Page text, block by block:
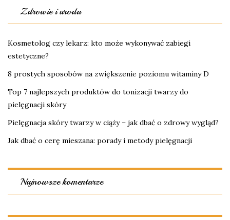
Zdrowie i uroda
Kosmetolog czy lekarz: kto może wykonywać zabiegi
estetyczne?
8 prostych sposobów na zwiększenie poziomu witaminy D
Top 7 najlepszych produktów do tonizacji twarzy do
pielęgnacji skóry
Pielęgnacja skóry twarzy w ciąży – jak dbać o zdrowy wygląd?
Jak dbać o cerę mieszana: porady i metody pielęgnacji
Najnowsze komentarze